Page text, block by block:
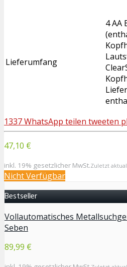
Lieferumfang
4 AA
1337WhatsApp teilen tweeten
47,10 €
inkl. 19% gesetzlicher MwSt.Zuletzt
Nicht Verfügbar
Bestseller
Vollautomatisches
Seben
89,99 €